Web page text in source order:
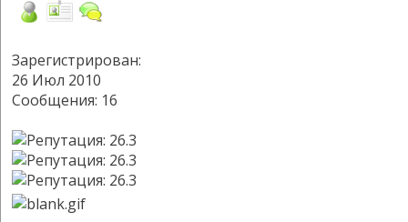
Зарегистрирован:
26 Июл 2010
Сообщения: 16